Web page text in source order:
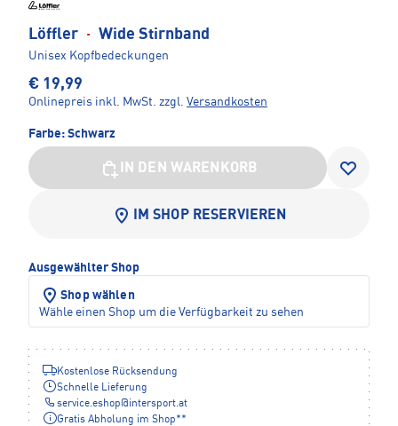
Löffler · Wide Stirnband
Unisex Kopfbedeckungen
€ 19,99
Onlinepreis inkl. MwSt. zzgl. Versandkosten
Farbe: Schwarz
IN DEN WARENKORB
IM SHOP RESERVIEREN
Ausgewählter Shop
Shop wählen
Wähle einen Shop um die Verfügbarkeit zu sehen
Kostenlose Rücksendung
Schnelle Lieferung
service.eshop@intersport.at
Gratis Abholung im Shop**